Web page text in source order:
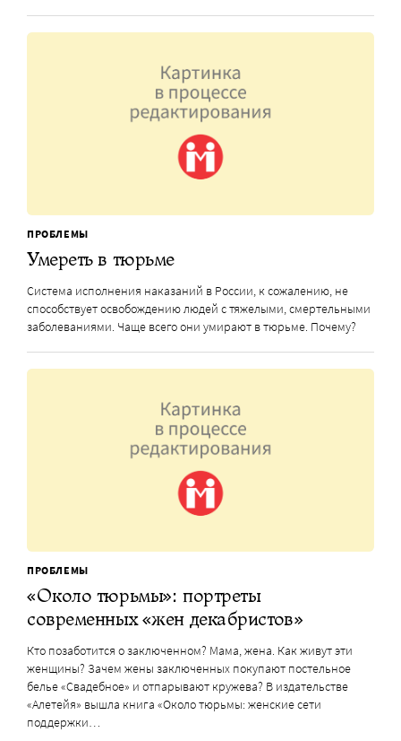
ПРОБЛЕМЫ
Умереть в тюрьме
Система исполнения наказаний в России, к сожалению, не
способствует освобождению людей с тяжелыми, смертельными
заболеваниями. Чаще всего они умирают в тюрьме. Почему?
ПРОБЛЕМЫ
«Около тюрьмы»: портреты
современных «жен декабристов»
Кто позаботится о заключенном? Мама, жена. Как живут эти
женщины? Зачем жены заключенных покупают постельное
белье «Свадебное» и отпарывают кружева? В издательстве
«Алетейя» вышла книга «Около тюрьмы: женские сети
поддержки…